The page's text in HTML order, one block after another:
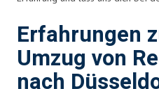
Erfahrungen
Umzug von
nach